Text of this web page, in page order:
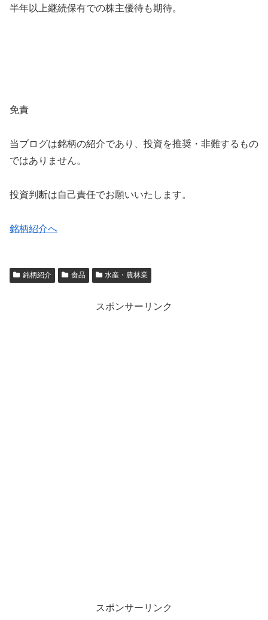
半年以上継続保有での株主優待も期待。
免責
当ブログは銘柄の紹介であり、投資を推奨・非難するもの
ではありません。
投資判断は自己責任でお願いいたします。
銘柄紹介へ
銘柄紹介 食品 水産・農林業
スポンサーリンク
スポンサーリンク